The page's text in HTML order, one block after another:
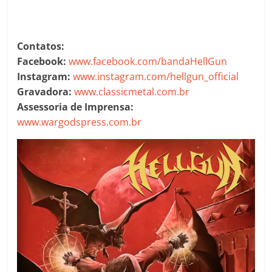
Contatos:
Facebook: www.facebook.com/bandaHellGun
Instagram: www.instagram.com/hellgun_official
Gravadora: www.classicmetal.com.br
Assessoria de Imprensa:
www.wargodspress.com.br